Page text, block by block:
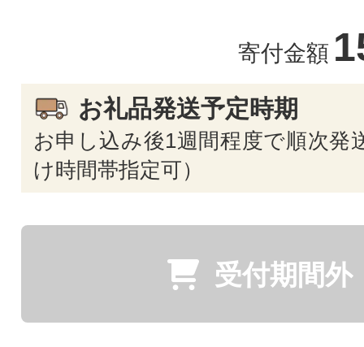
寄付金額
お礼品発送予定時期
お申し込み後1週間程度で順次発
け時間帯指定可）
受付期間外